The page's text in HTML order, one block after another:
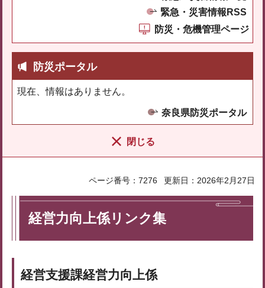
緊急・災害情報RSS
防災・危機管理ページ
防災ポータル
現在、情報はありません。
奈良県防災ポータル
閉じる
ページ番号：7276 更新日：2026年2月27日
経営力向上係リンク集
経営支援課経営力向上係